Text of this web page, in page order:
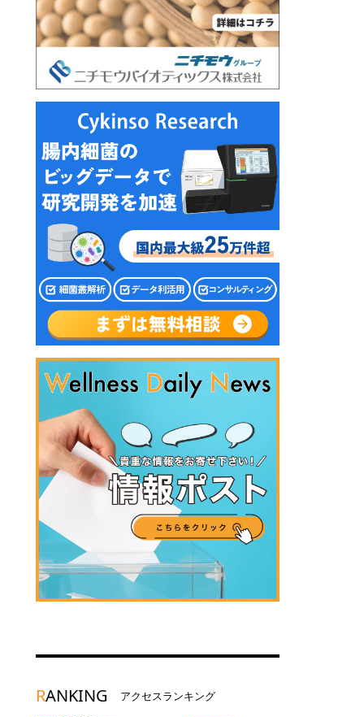
RANKING アクセスランキング